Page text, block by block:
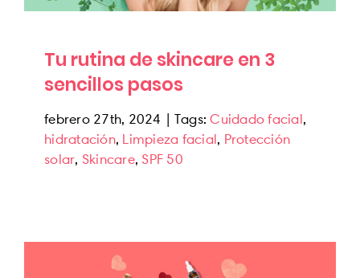
Tu rutina de skincare en 3
sencillos pasos
febrero 27th, 2024 | Tags:Cuidado facial,
hidratación, Limpieza facial, Protección
solar, Skincare, SPF 50